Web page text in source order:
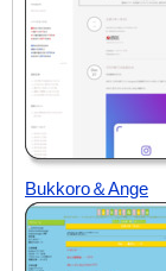
Bukkoro＆Ange